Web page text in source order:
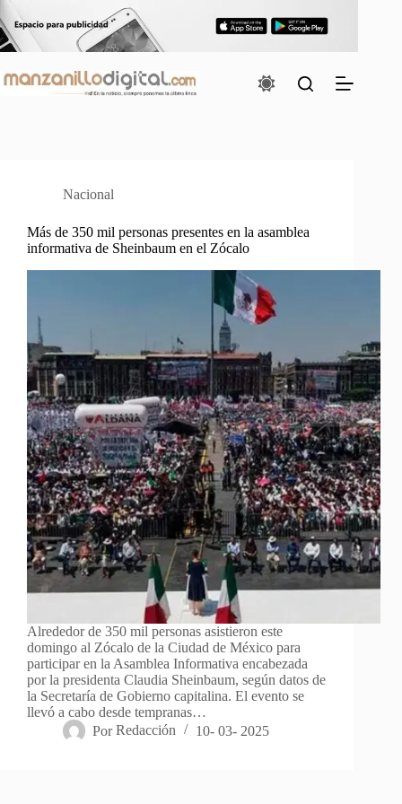
al
contenido
Nacional
Más de 350 mil personas presentes en la asamblea
informativa de Sheinbaum en el Zócalo
Alrededor de 350 mil personas asistieron este
domingo al Zócalo de la Ciudad de México para
participar en la Asamblea Informativa encabezada
por la presidenta Claudia Sheinbaum, según datos de
la Secretaría de Gobierno capitalina. El evento se
llevó a cabo desde tempranas…
Por Redacción 10- 03- 2025